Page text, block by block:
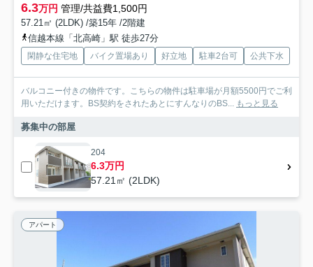
6.3万円 管理/共益費1,500円
57.21㎡ (2LDK) /築15年 /2階建
信越本線「北高崎」駅 徒歩27分
閑静な住宅地 バイク置場あり 好立地 駐車2台可 公共下水
バルコニー付きの物件です。こちらの物件は駐車場が月額5500円でご利
用いただけます。BS契約をされたあとにすんなりのBS... もっと見る
募集中の部屋
204
6.3万円
57.21㎡ (2LDK)
アパート